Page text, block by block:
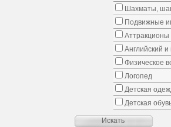
Шахматы,
Подвижные
Аттракционы
Английский
Физическое
Логопед
Детская
Детская